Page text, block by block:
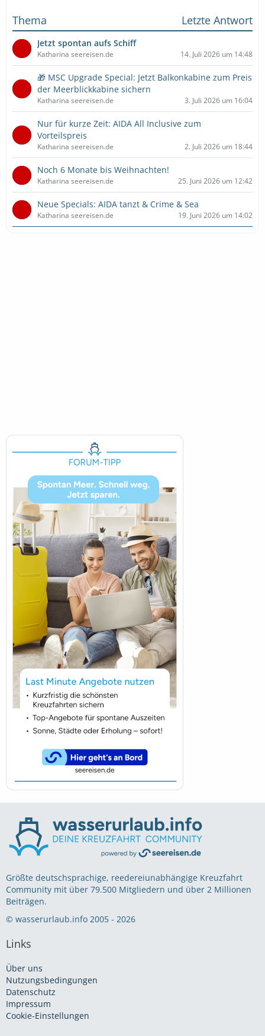
Thema
Letzte Antwort
Jetzt spontan aufs Schiff
Katharina seereisen.de 14. Juli 2026 um 14:48
🎁 MSC Upgrade Special: Jetzt Balkonkabine zum Preis
der Meerblickkabine sichern
Katharina seereisen.de 3. Juli 2026 um 16:04
Nur für kurze Zeit: AIDA All Inclusive zum
Vorteilspreis
Katharina seereisen.de 2. Juli 2026 um 18:44
Noch 6 Monate bis Weihnachten!
Katharina seereisen.de 25. Juni 2026 um 12:42
Neue Specials: AIDA tanzt & Crime & Sea
Katharina seereisen.de 19. Juni 2026 um 14:02
Größte deutschsprachige, reedereiunabhängige Kreuzfahrt
Community mit über 79.500 Mitgliedern und über 2 Millionen
Beiträgen.
© wasserurlaub.info 2005 - 2026
Links
Über uns
Nutzungsbedingungen
Datenschutz
Impressum
Cookie-Einstellungen